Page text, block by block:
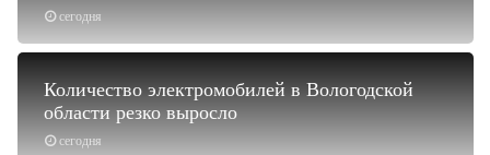
сегодня
сегодня
Количество электромобилей в Вологодской
области резко выросло